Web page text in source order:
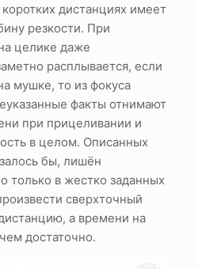
дистанциях имеет
резкости. При
целике даже
расплывается, если
мушке, то из фокуса
факты отнимают
при прицеливании и
в целом. Описанных
бы, лишён
только в жестко заданных
сверхточный
а времени на
достаточно.